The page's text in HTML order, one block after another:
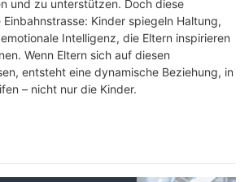
und zu unterstützen. Doch diese
Kinder spiegeln Haltung,
Intelligenz, die Eltern inspirieren
Wenn Eltern sich auf diesen
entsteht eine dynamische Beziehung, in
– nicht nur die Kinder.